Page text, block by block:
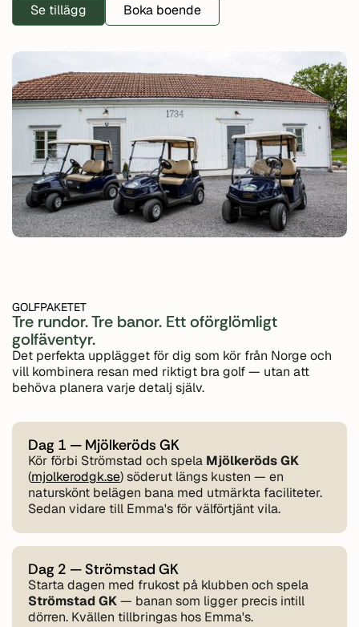
Se tillägg
Boka boende
GOLFPAKETET
Tre rundor. Tre banor. Ett oförglömligt
golfäventyr.
Det perfekta upplägget för dig som kör från Norge och
vill kombinera resan med riktigt bra golf — utan att
behöva planera varje detalj själv.
Dag 1 — Mjölkeröds GK
Kör förbi Strömstad och spela Mjölkeröds GK
(mjolkerodgk.se) söderut längs kusten — en
naturskönt belägen bana med utmärkta faciliteter.
Sedan vidare till Emma's för välförtjänt vila.
Dag 2 — Strömstad GK
Starta dagen med frukost på klubben och spela
Strömstad GK— banan som ligger precis intill
dörren. Kvällen tillbringas hos Emma's.